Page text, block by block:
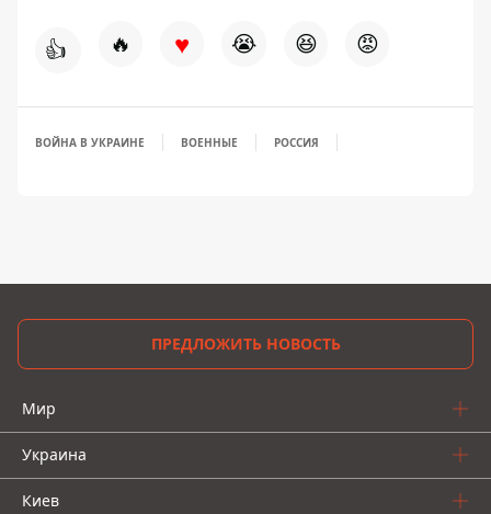
👍 🔥 ♥ 😭 😆 😡
ВОЙНА В УКРАИНЕ ВОЕННЫЕ РОССИЯ
ПРЕДЛОЖИТЬ НОВОСТЬ
Мир
Украина
Киев